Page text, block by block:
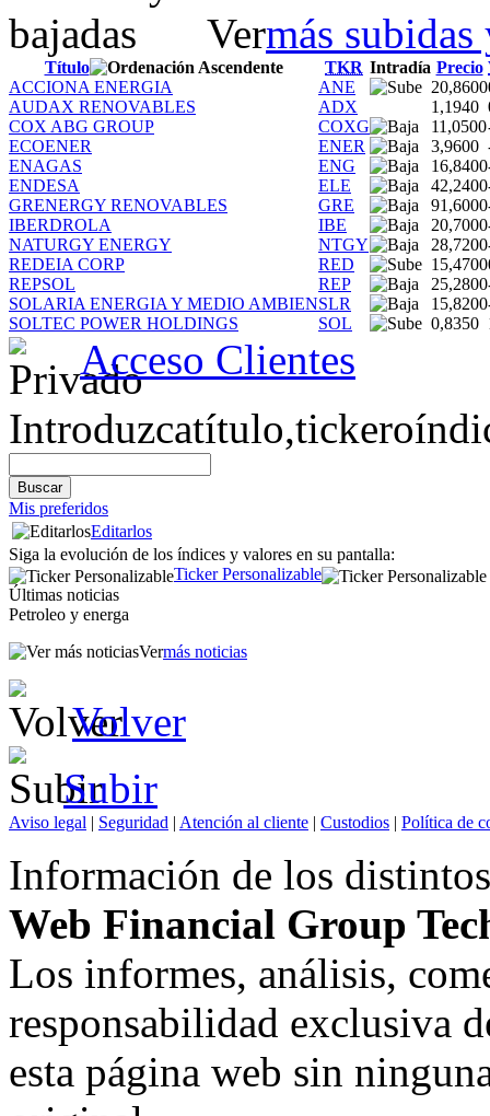
Vermás subidas
Título TKR Intradía Precio
ACCIONA ENERGIA
ANE 20,8600
AUDAX RENOVABLES
ADX 1,1940
COX ABG GROUP
COXG 11,0500
ECOENER
ENER 3,9600
ENAGAS
ENG 16,8400
ENDESA
ELE 42,2400
GRENERGY RENOVABLES
GRE 91,6000
IBERDROLA
IBE 20,7000
NATURGY ENERGY
NTGY 28,7200
REDEIA CORP
RED 15,4700
REPSOL
REP 25,2800
SOLARIA ENERGIA Y MEDIO AMBIENSLR 15,8200
SOLTEC POWER HOLDINGS
SOL 0,8350
Acceso Clientes
Introduzcatítulo,tickero
Mis preferidos
Editarlos
Siga la evolución de los índices y valores en su pantalla:
Ticker Personalizable
Últimas noticias
Petroleo y energa
Vermás noticias
Volver
Subir
Aviso legal | Seguridad | Atención al cliente | Custodios | Política de
Información de los
Web Financial Group
Los informes, análisis,
responsabilidad exclusiva
esta página web sin